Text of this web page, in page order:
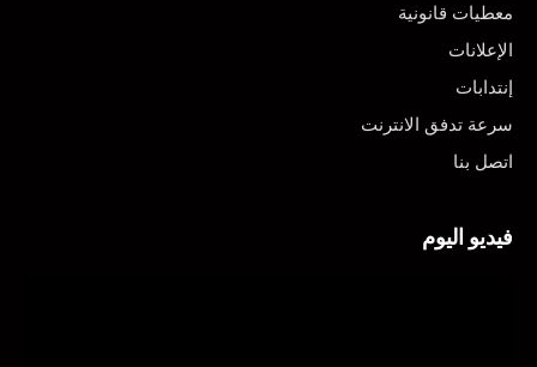
معطيات قانونية
الإعلانات
إنتدابات
سرعة تدفق الانترنت
اتصل بنا
فيديو اليوم